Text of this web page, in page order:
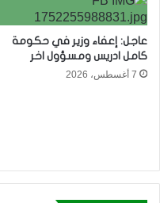
عاجل: إعفاء وزير في حكومة
كامل ادريس ومسؤول اخر
7 أغسطس، 2026